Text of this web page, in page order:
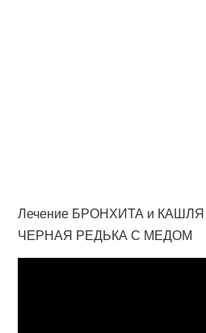
Лечение БРОНХИТА и КАШЛЯ
ЧЕРНАЯ РЕДЬКА С МЕДОМ